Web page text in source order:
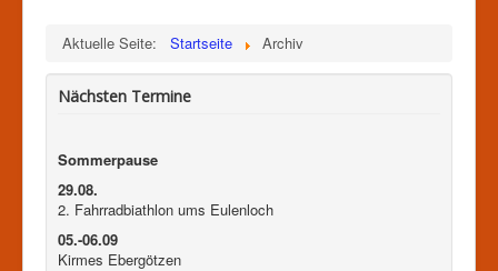
Aktuelle Seite: Startseite Archiv
Nächsten Termine
Sommerpause
29.08.
2. Fahrradbiathlon ums Eulenloch
05.-06.09
Kirmes Ebergötzen